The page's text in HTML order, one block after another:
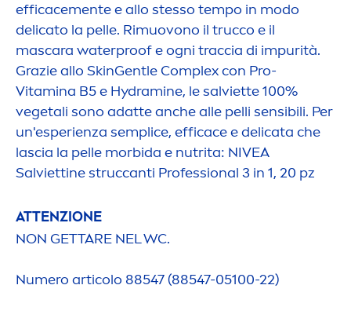
efficacemente e allo stesso tempo in modo
delicato la pelle. Rimuovono il trucco e il
mascara waterproof e ogni traccia di impurità.
Grazie allo SkinGentle Complex con Pro-
Vitamina B5 e Hydramine, le salviette 100%
vegetali sono adatte anche alle pelli sensibili. Per
un'esperienza semplice, efficace e delicata che
lascia la pelle morbida e nutrita: NIVEA
Salviettine struccanti Professional 3 in 1, 20 pz
ATTENZIONE
NON GETTARE NEL WC.
Numero articolo 88547 (88547-05100-22)